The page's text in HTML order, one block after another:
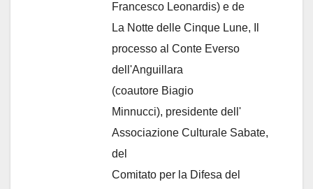
Francesco Leonardis) e de
La Notte delle Cinque Lune, Il
processo al Conte Everso
dell'Anguillara
(coautore Biagio
Minnucci), presidente dell'
Associazione Culturale Sabate,
del
Comitato per la Difesa del